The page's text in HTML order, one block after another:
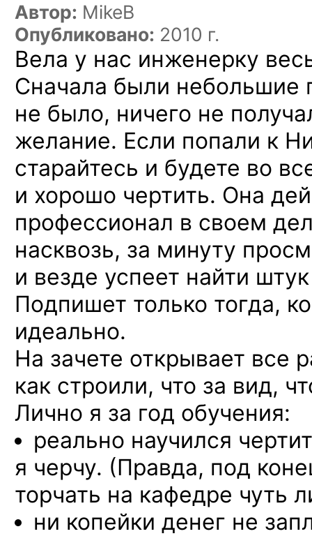
Автор: MikeВ
Опубликовано: 2010 г.
Вела у нас инженерку
Сначала были небольшие
не было, ничего не
желание. Если попали к
старайтесь и будете во
и хорошо чертить. Она
профессионал в своем
насквозь, за минуту
и везде успеет найти
Подпишет только тогда,
идеально.
На зачете открывает все
как строили, что за вид,
Лично я за год обучения:
реально научился
я черчу. (Правда, под
торчать на кафедре чуть
ни копейки денег не